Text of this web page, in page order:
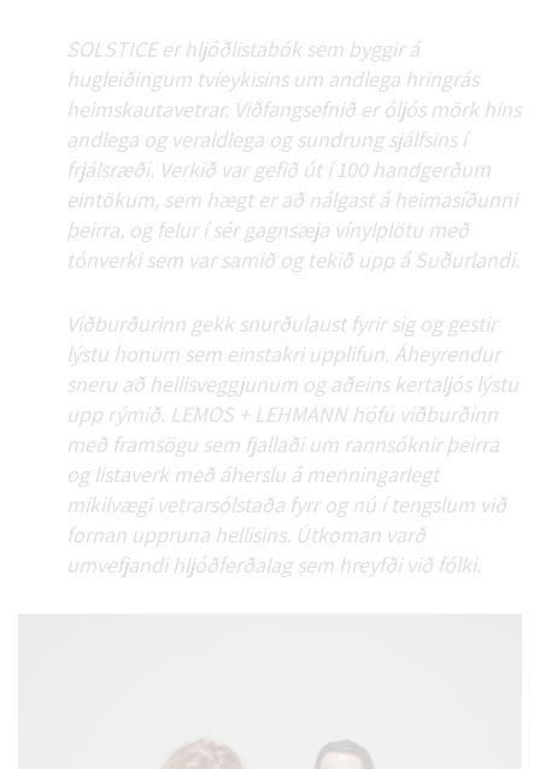
SOLSTICE er hljóðlistabók sem byggir á
hugleiðingum tvíeykisins um andlega hringrás
heimskautavetrar. Viðfangsefnið er óljós mörk hins
andlega og veraldlega og sundrung sjálfsins í
frjálsræði. Verkið var gefið út í 100 handgerðum
eintökum, sem hægt er að nálgast á heimasíðunni
þeirra, og felur í sér gagnsæja vínylplötu með
tónverki sem var samið og tekið upp á Suðurlandi.
Viðburðurinn gekk snurðulaust fyrir sig og gestir
lýstu honum sem einstakri upplifun. Áheyrendur
sneru að hellisveggjunum og aðeins kertaljós lýstu
upp rýmið. LEMOS + LEHMANN hófu viðburðinn
með framsögu sem fjallaði um rannsóknir þeirra
og listaverk með áherslu á menningarlegt
mikilvægi vetrarsólstaða fyrr og nú í tengslum við
fornan uppruna hellisins. Útkoman varð
umvefjandi hljóðferðalag sem hreyfði við fólki.